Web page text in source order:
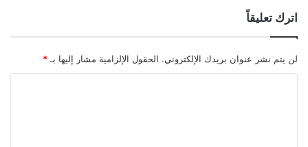
اترك تعليقاً
لن يتم نشر عنوان بريدك الإلكتروني. الحقول الإلزامية مشار إليها بـ *